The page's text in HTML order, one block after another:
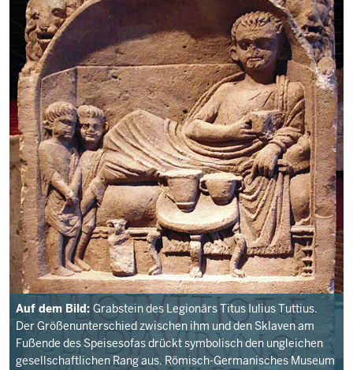
Auf dem Bild: Grabstein des Legionärs Titus Iulius Tuttius.
Der Größenunterschied zwischen ihm und den Sklaven am
Fußende des Speisesofas drückt symbolisch den ungleichen
gesellschaftlichen Rang aus. Römisch-Germanisches Museum